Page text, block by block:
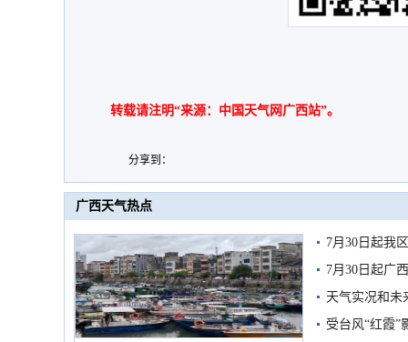
转载请注明“来源：中国天气网广西站”。
分享到：
广西天气热点
7月30日起我
7月30日起广
天气实况和未
受台风“红霞”